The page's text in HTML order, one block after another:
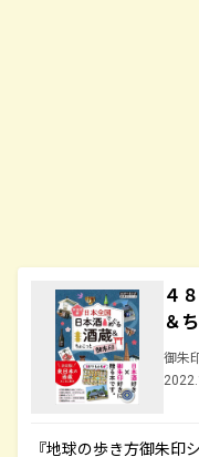
４
＆
御朱
『地球の歩き方御朱印